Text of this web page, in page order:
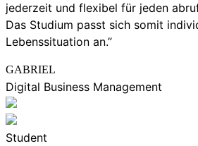
jederzeit und flexibel für jeden
Das Studium passt sich somit
Lebenssituation an.”
GABRIEL
Digital Business Management
Student